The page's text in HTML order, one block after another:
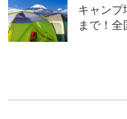
キャンプ
まで！